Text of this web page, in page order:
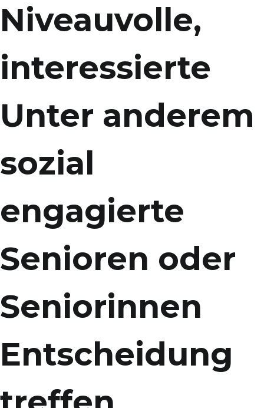
Niveauvolle,
interessierte
Unter anderem
sozial
engagierte
Senioren oder
Seniorinnen
Entscheidung